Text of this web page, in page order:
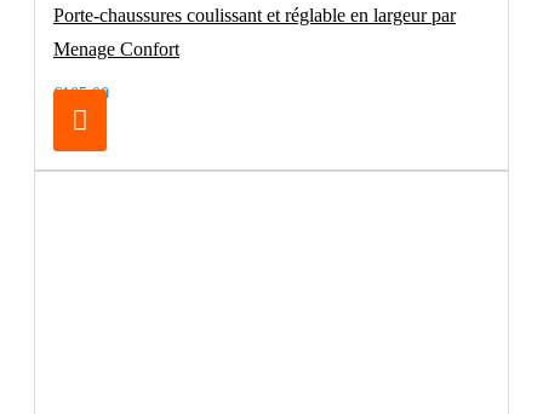
Porte-chaussures coulissant et réglable en largeur par
Menage Confort
€105.00